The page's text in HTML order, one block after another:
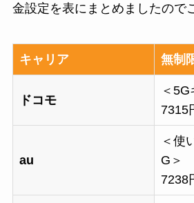
金設定を表にまとめましたので
キャリア 無制
ドコモ
＜
7315
au
＜使
G＞
7238